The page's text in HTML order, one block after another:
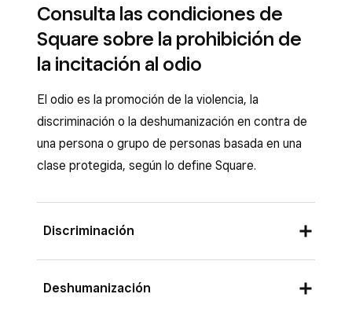
Consulta las condiciones de
Square sobre la prohibición de
la incitación al odio
El odio es la promoción de la violencia, la
discriminación o la deshumanización en contra de
una persona o grupo de personas basada en una
clase protegida, según lo define Square.
Discriminación
un trato injusto o prejuicioso hacia una persona
Deshumanización